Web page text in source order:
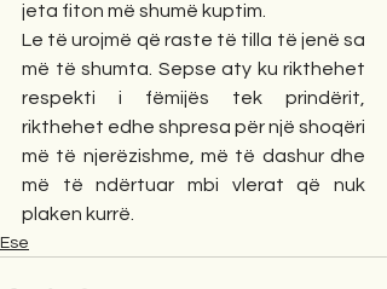
jeta fiton më shumë kuptim.
Le të urojmë që raste të tilla të jenë sa
më të shumta. Sepse aty ku rikthehet
respekti i fëmijës tek prindërit,
rikthehet edhe shpresa për një shoqëri
më të njerëzishme, më të dashur dhe
më të ndërtuar mbi vlerat që nuk
plaken kurrë.
Ese